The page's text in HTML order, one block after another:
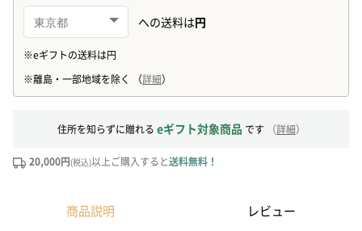
住所を知らずに贈れる eギフト対象商品 です （詳細）
20,000円(税込)以上ご購入すると送料無料！
商品説明 レビュー